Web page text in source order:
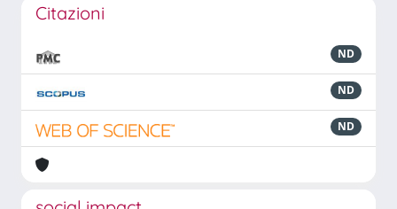
Citazioni
ND
ND
ND